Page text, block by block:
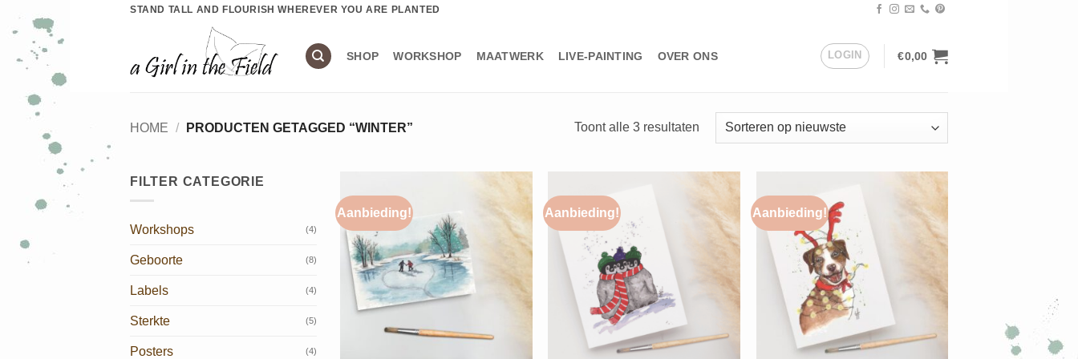
STAND TALL AND FLOURISH WHEREVER YOU ARE PLANTED
SHOP WORKSHOP MAATWERK LIVE-PAINTING OVER ONS LOGIN €0,00
HOME / PRODUCTEN GETAGGED “WINTER” Toont alle 3 resultatenGesorteerd
FILTER CATEGORIE
Workshops (4)
Geboorte (8)
Labels (4)
Sterkte (5)
Posters (4)
Aanbieding! Aanbieding! Aanbieding!